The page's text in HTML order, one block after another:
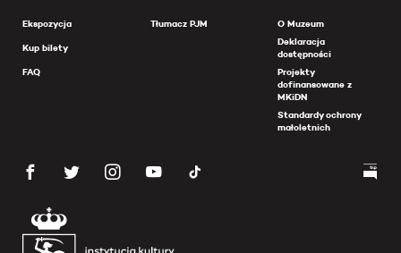
Ekspozycja
Kup bilety
FAQ
Tłumacz PJM
O Muzeum
Deklaracja
dostępności
Projekty
dofinansowane z
MKiDN
Standardy ochrony
małoletnich